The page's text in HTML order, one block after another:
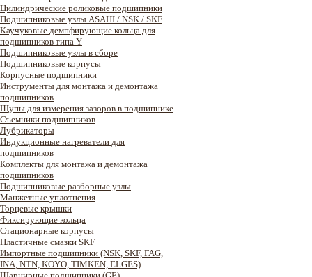
Цилиндрические роликовые подшипники
Подшипниковые узлы ASAHI / NSK / SKF
Каучуковые демпфирующие кольца для
подшипников типа Y
Подшипниковые узлы в сборе
Подшипниковые корпусы
Корпусные подшипники
Инструменты для монтажа и демонтажа
подшипников
Щупы для измерения зазоров в подшипнике
Съемники подшипников
Лубрикаторы
Индукционные нагреватели для
подшипников
Комплекты для монтажа и демонтажа
подшипников
Подшипниковые разборные узлы
Манжетные уплотнения
Торцевые крышки
Фиксирующие кольца
Стационарные корпусы
Пластичные смазки SKF
Импортные подшипники (NSK, SKF, FAG,
INA, NTN, KOYO, TIMKEN, ELGES)